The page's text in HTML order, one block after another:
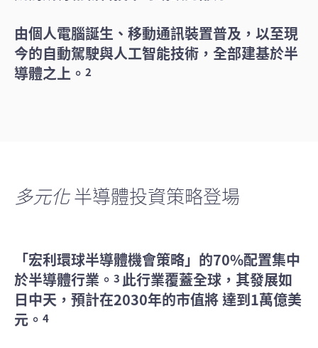
由個人電腦誕生、移動通訊裝置普及，以至現
今的自動駕駛與人工智能技術，全部建基於半
導體之上。 2
多元化半導體投資策略登場
「宏利環球半導體機會策略」的70%配置集中
於半導體行業。 3此行業覆蓋全球，其發展如
日中天，預計在2030年的市值將 達到1萬億美
元。 4